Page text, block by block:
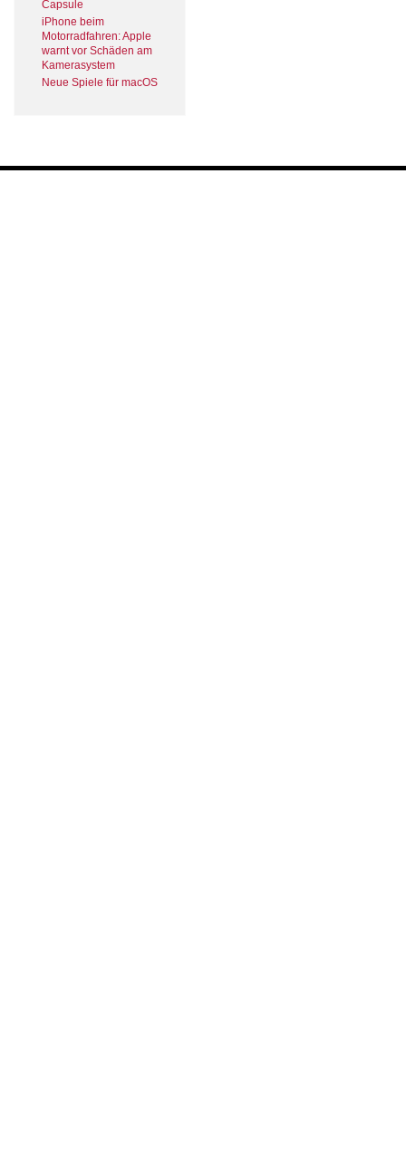
Capsule
iPhone beim
Motorradfahren: Apple
warnt vor Schäden am
Kamerasystem
Neue Spiele für macOS